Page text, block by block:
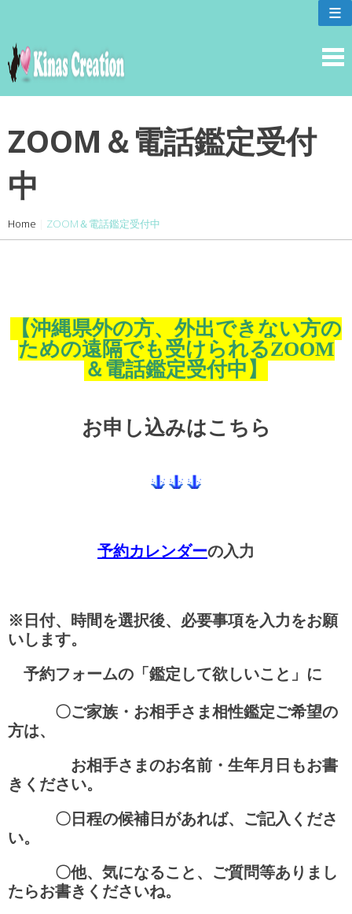
content
≡
ZOOM＆電話鑑定受付
中
Home ZOOM＆電話鑑定受付中
【沖縄県外の方、外出できない方の
ための遠隔でも受けられるZOOM
＆電話鑑定受付中】
お申し込みはこちら
予約カレンダーの入力
※日付、時間を選択後、必要事項を入力をお願
いします。
予約フォームの「鑑定して欲しいこと」に
〇ご家族・お相手さま相性鑑定ご希望の
方は、
お相手さまのお名前・生年月日もお書
きください。
〇日程の候補日があれば、ご記入くださ
い。
〇他、気になること、ご質問等ありまし
たらお書きくださいね。